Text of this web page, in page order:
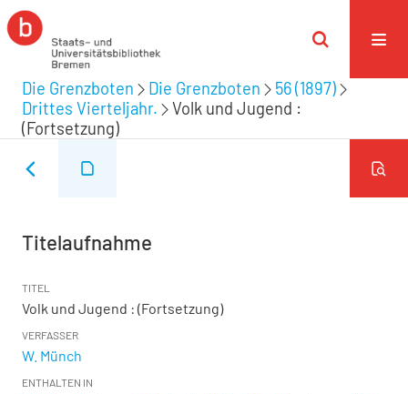
Die Grenzboten Die Grenzboten
56 (1897)
Drittes Vierteljahr.
Volk und Jugend :
(Fortsetzung)
Titelaufnahme
TITEL
Volk und Jugend : (Fortsetzung)
VERFASSER
W. Münch
ENTHALTEN IN